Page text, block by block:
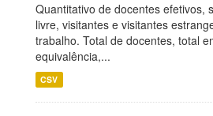
Quantitativo de docentes efetivos,
livre, visitantes e visitantes
trabalho. Total de docentes, total
equivalência,...
CSV